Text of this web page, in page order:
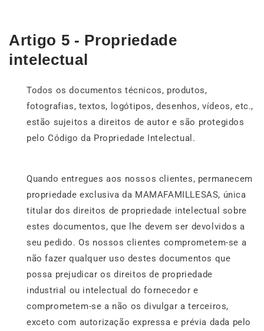
Artigo 5 - Propriedade
intelectual
Todos os documentos técnicos, produtos,
fotografias, textos, logótipos, desenhos, vídeos, etc.,
estão sujeitos a direitos de autor e são protegidos
pelo Código da Propriedade Intelectual.
Quando entregues aos nossos clientes, permanecem
propriedade exclusiva da MAMAFAMILLESAS, única
titular dos direitos de propriedade intelectual sobre
estes documentos, que lhe devem ser devolvidos a
seu pedido. Os nossos clientes comprometem-se a
não fazer qualquer uso destes documentos que
possa prejudicar os direitos de propriedade
industrial ou intelectual do fornecedor e
comprometem-se a não os divulgar a terceiros,
exceto com autorização expressa e prévia dada pelo